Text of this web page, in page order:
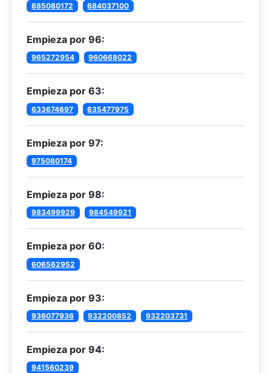
685080172 684037100
Empieza por 96:
965272954 960668022
Empieza por 63:
633674697 635477975
Empieza por 97:
975080174
Empieza por 98:
983499929 984549921
Empieza por 60:
606562952
Empieza por 93:
936077936 932200852 932203731
Empieza por 94:
941560239